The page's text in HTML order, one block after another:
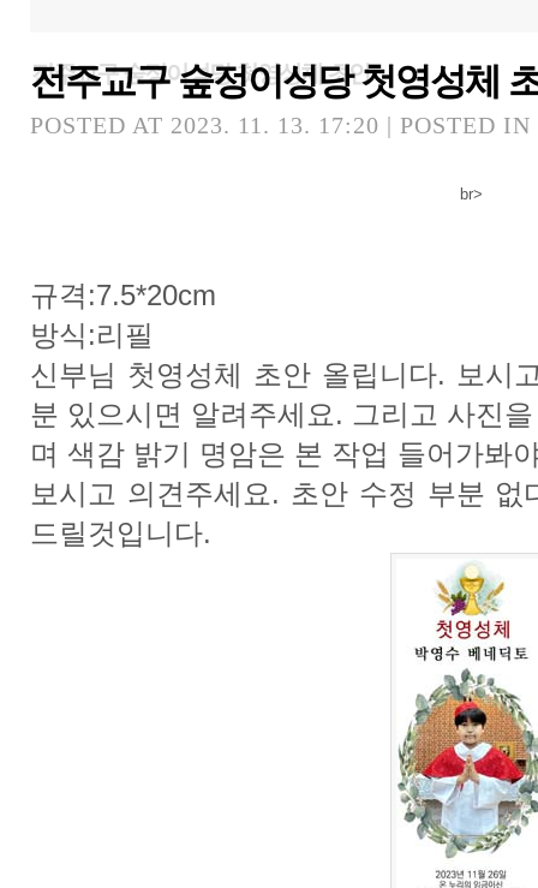
전주교구 숲정이성당 첫영성체 초안
전주교구 숲정이성당 첫영성체
POSTED AT 2023. 11. 13. 17:20 | POSTED IN
br>
규격:7.5*20cm
방식:리필
신부님 첫영성체 초안 올립니다. 보시
분 있으시면 알려주세요. 그리고 사진
며 색감 밝기 명암은 본 작업 들어가봐
보시고 의견주세요. 초안 수정 부분
드릴것입니다.